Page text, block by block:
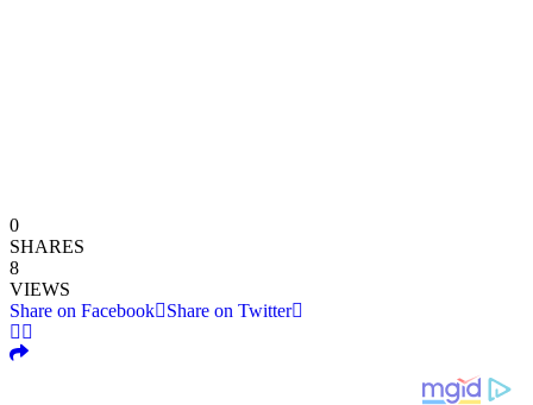
0
SHARES
8
VIEWS
Share on Facebook
Share on Twitter